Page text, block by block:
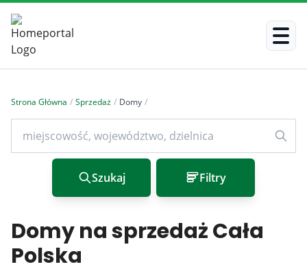
Strona Główna / Sprzedaż / Domy /
Szukaj Filtry
Domy na sprzedaż Cała
Polska